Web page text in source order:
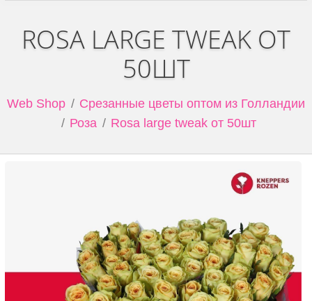
ROSA LARGE TWEAK ОТ
50ШТ
Web Shop
Срезанные цветы оптом из Голландии
Роза
Rosa large tweak от 50шт